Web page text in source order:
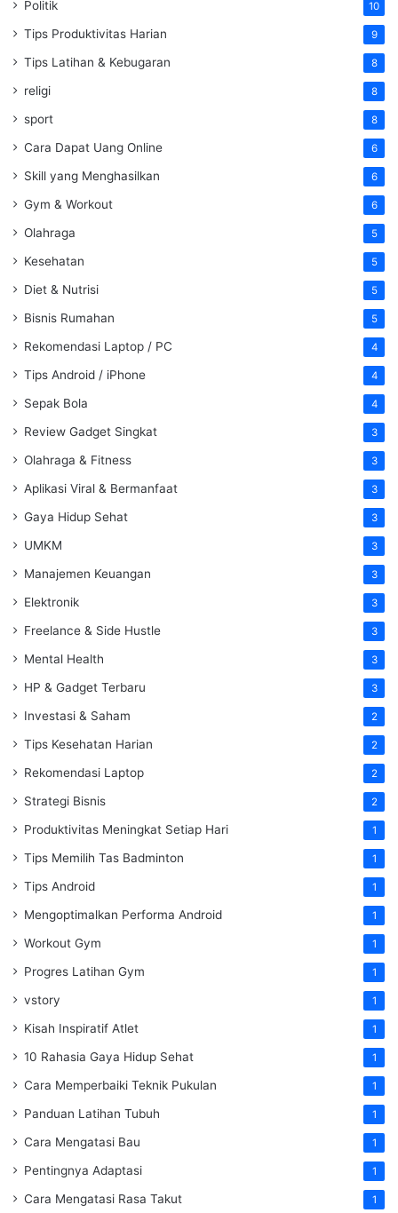
Politik 10
Tips Produktivitas Harian 9
Tips Latihan & Kebugaran 8
religi 8
sport 8
Cara Dapat Uang Online 6
Skill yang Menghasilkan 6
Gym & Workout 6
Olahraga 5
Kesehatan 5
Diet & Nutrisi 5
Bisnis Rumahan 5
Rekomendasi Laptop / PC 4
Tips Android / iPhone 4
Sepak Bola 4
Review Gadget Singkat 3
Olahraga & Fitness 3
Aplikasi Viral & Bermanfaat 3
Gaya Hidup Sehat 3
UMKM 3
Manajemen Keuangan 3
Elektronik 3
Freelance & Side Hustle 3
Mental Health 3
HP & Gadget Terbaru 3
Investasi & Saham 2
Tips Kesehatan Harian 2
Rekomendasi Laptop 2
Strategi Bisnis 2
Produktivitas Meningkat Setiap Hari 1
Tips Memilih Tas Badminton 1
Tips Android 1
Mengoptimalkan Performa Android 1
Workout Gym 1
Progres Latihan Gym 1
vstory 1
Kisah Inspiratif Atlet 1
10 Rahasia Gaya Hidup Sehat 1
Cara Memperbaiki Teknik Pukulan 1
Panduan Latihan Tubuh 1
Cara Mengatasi Bau 1
Pentingnya Adaptasi 1
Cara Mengatasi Rasa Takut 1